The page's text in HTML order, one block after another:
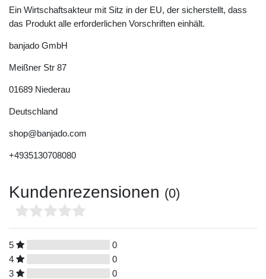
Ein Wirtschaftsakteur mit Sitz in der EU, der sicherstellt, dass
das Produkt alle erforderlichen Vorschriften einhält.
banjado GmbH
Meißner Str 87
01689 Niederau
Deutschland
shop@banjado.com
+4935130708080
Kundenrezensionen (0)
5
0
4
0
3
0